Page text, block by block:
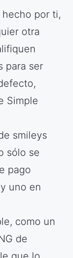
por ti,
otra
para ser
Simple
smileys
sólo se
pago
uno en
como un
de